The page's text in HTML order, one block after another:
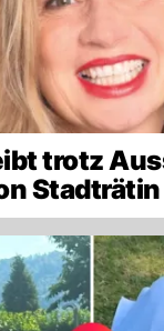
trotz
Stadträtin